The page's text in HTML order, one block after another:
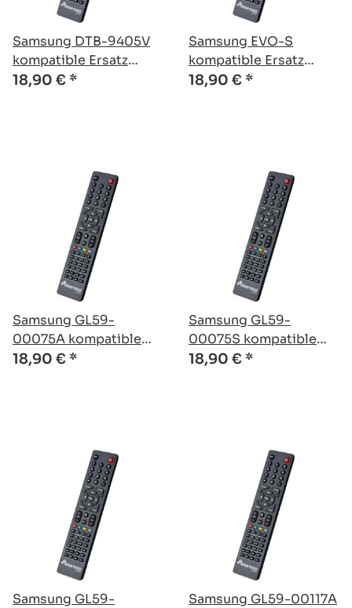
Samsung DTB-9405V
kompatible Ersatz
Fernbedienung
18,90 € *
Samsung EVO-S
kompatible Ersatz
Fernbedienung
18,90 € *
Samsung GL59-
00075A kompatible
Ersatz Fernbedienung
18,90 € *
Samsung GL59-
00075S kompatible
Ersatz Fernbedienung
18,90 € *
Samsung GL59-
Samsung GL59-00117A